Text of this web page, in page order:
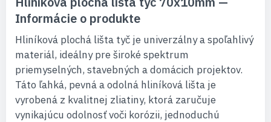
Informácie o produkte
Hliníková plochá lišta tyč je univerzálny a spoľahlivý
materiál, ideálny pre široké spektrum
priemyselných, stavebných a domácich projektov.
Táto ľahká, pevná a odolná hliníková lišta je
vyrobená z kvalitnej zliatiny, ktorá zaručuje
vynikajúcu odolnosť voči korózii, jednoduchú